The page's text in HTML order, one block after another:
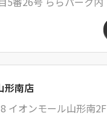
形南店
イオンモール山形南2F